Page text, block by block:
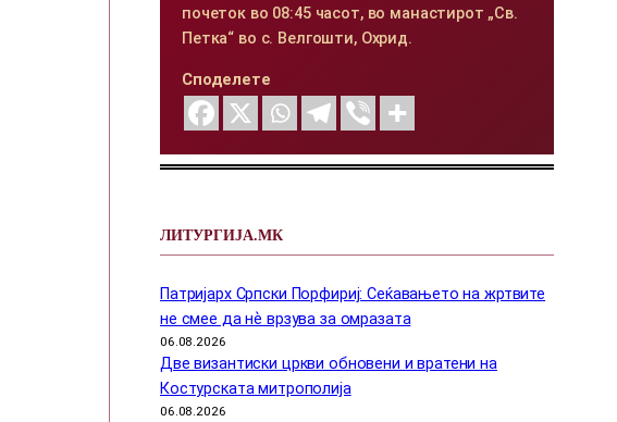
почеток во 08:45 часот, во манастирот „Св.
Петка“ во с. Велгошти, Охрид.
Споделете
ЛИТУРГИЈА.МК
Патријарх Српски Порфириј: Сеќавањето на жртвите
не смее да нѐ врзува за омразата
06.08.2026
Две византиски цркви обновени и вратени на
Костурската митрополија
06.08.2026